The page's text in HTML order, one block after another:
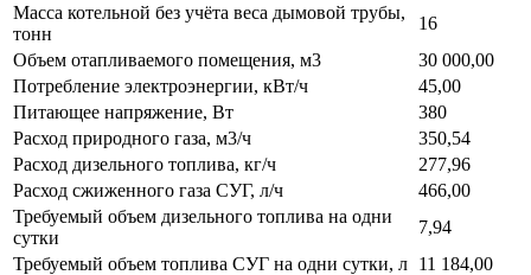
Масса котельной без учёта веса дымовой трубы,
тонн
16
Объем отапливаемого помещения, м3
30 000,00
Потребление электроэнергии, кВт/ч
45,00
Питающее напряжение, Вт
380
Расход природного газа, м3/ч
350,54
Расход дизельного топлива, кг/ч
277,96
Расход сжиженного газа СУГ, л/ч
466,00
Требуемый объем дизельного топлива на одни
сутки
7,94
Требуемый объем топлива СУГ на одни сутки, л 11 184,00